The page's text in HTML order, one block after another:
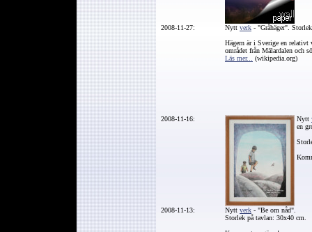
2008-11-27: Nytt verk - "Gråhäger".
Hägern är i Sverige en
området från Mälardalen och
Läs mer...
(wikipedia.org)
2008-11-16: Nytt
en
2008-11-13: Nytt verk - "Be om nåd".
Storlek på tavlan: 30x40 cm.